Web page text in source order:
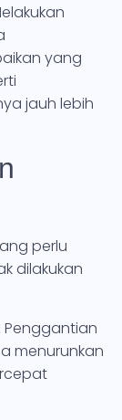
yang
jauh lebih
perlu
dilakukan
Penggantian
menurunkan